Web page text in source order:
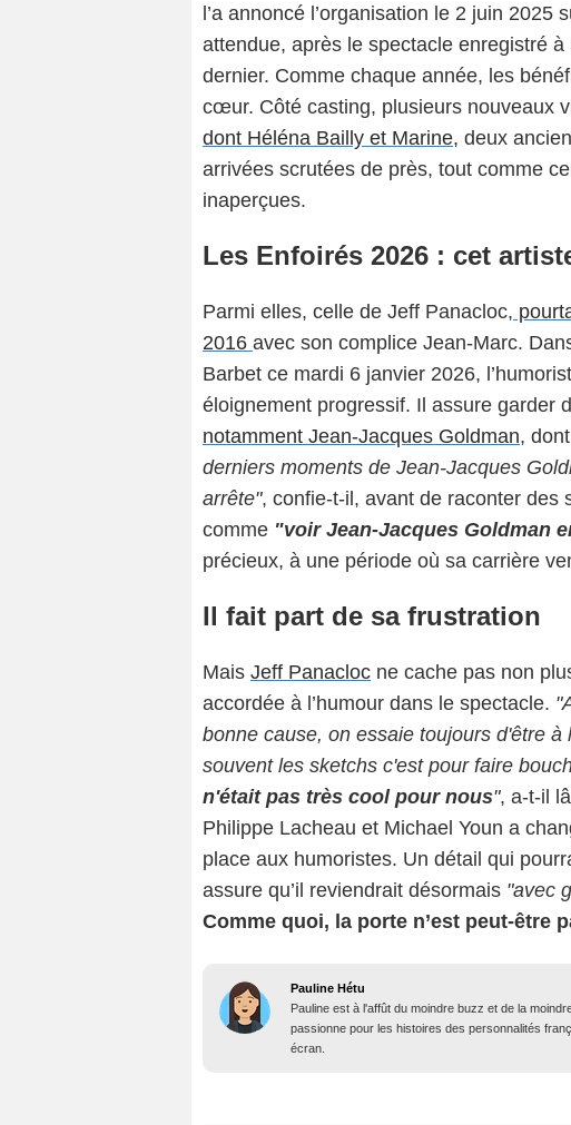
l’a annoncé l’organisation le 2 juin
attendue, après le spectacle enregistré
dernier. Comme chaque année, les
cœur. Côté casting, plusieurs nouveaux
dont Héléna Bailly et Marine, deux
arrivées scrutées de près, tout comme
inaperçues.
Les Enfoirés 2026 : cet
Parmi elles, celle de Jeff Panacloc,
2016 avec son complice Jean-Marc.
Barbet ce mardi 6 janvier 2026,
éloignement progressif. Il assure garder
notamment Jean-Jacques Goldman,
derniers moments de Jean-Jacques
arrête", confie-t-il, avant de raconter des
comme "voir Jean-Jacques Goldman
précieux, à une période où sa carrière
Il fait part de sa frustration
Mais Jeff Panacloc ne cache pas non
accordée à l’humour dans le spectacle.
bonne cause, on essaie toujours d'être
souvent les sketchs c'est pour faire
n'était pas très cool pour nous", a-t-il
Philippe Lacheau et Michael Youn a
place aux humoristes. Un détail qui
assure qu’il reviendrait désormais "avec
Comme quoi, la porte n’est peut-être
Pauline Hétu
Pauline est à l'affût du moindre buzz et de la
passionne pour les histoires des personnalités
écran.